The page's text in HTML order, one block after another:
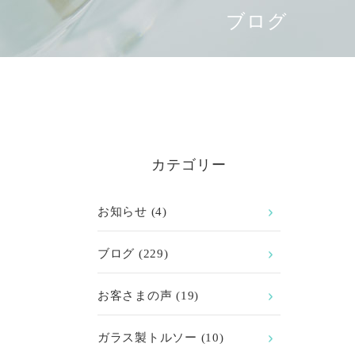
ブログ
カテゴリー
お知らせ (4)
ブログ (229)
お客さまの声 (19)
ガラス製トルソー (10)